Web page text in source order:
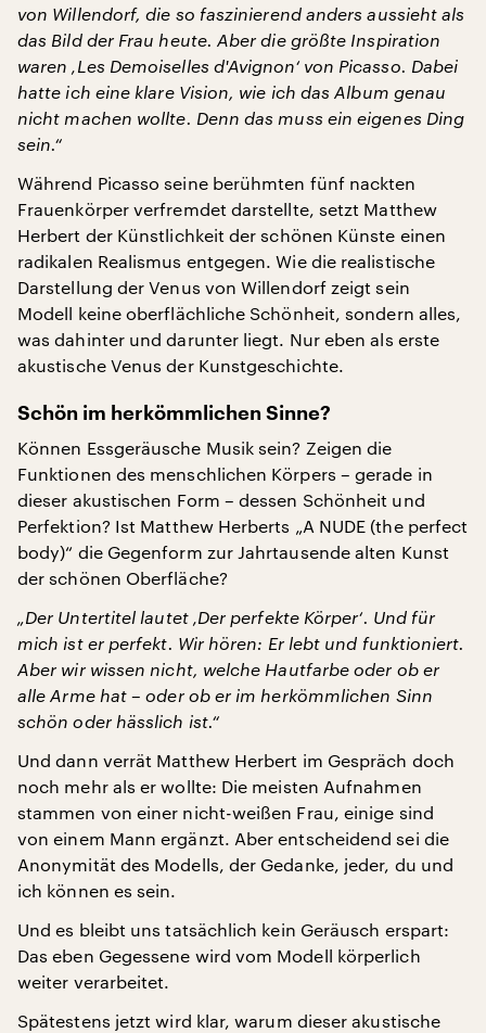
von Willendorf, die so faszinierend anders aussieht als
das Bild der Frau heute. Aber die größte Inspiration
waren ‚Les Demoiselles d'Avignon‘ von Picasso. Dabei
hatte ich eine klare Vision, wie ich das Album genau
nicht machen wollte. Denn das muss ein eigenes Ding
sein.“
Während Picasso seine berühmten fünf nackten
Frauenkörper verfremdet darstellte, setzt Matthew
Herbert der Künstlichkeit der schönen Künste einen
radikalen Realismus entgegen. Wie die realistische
Darstellung der Venus von Willendorf zeigt sein
Modell keine oberflächliche Schönheit, sondern alles,
was dahinter und darunter liegt. Nur eben als erste
akustische Venus der Kunstgeschichte.
Schön im herkömmlichen Sinne?
Können Essgeräusche Musik sein? Zeigen die
Funktionen des menschlichen Körpers – gerade in
dieser akustischen Form – dessen Schönheit und
Perfektion? Ist Matthew Herberts „A NUDE (the perfect
body)“ die Gegenform zur Jahrtausende alten Kunst
der schönen Oberfläche?
„Der Untertitel lautet ‚Der perfekte Körper‘. Und für
mich ist er perfekt. Wir hören: Er lebt und funktioniert.
Aber wir wissen nicht, welche Hautfarbe oder ob er
alle Arme hat – oder ob er im herkömmlichen Sinn
schön oder hässlich ist.“
Und dann verrät Matthew Herbert im Gespräch doch
noch mehr als er wollte: Die meisten Aufnahmen
stammen von einer nicht-weißen Frau, einige sind
von einem Mann ergänzt. Aber entscheidend sei die
Anonymität des Modells, der Gedanke, jeder, du und
ich können es sein.
Und es bleibt uns tatsächlich kein Geräusch erspart:
Das eben Gegessene wird vom Modell körperlich
weiter verarbeitet.
Spätestens jetzt wird klar, warum dieser akustische